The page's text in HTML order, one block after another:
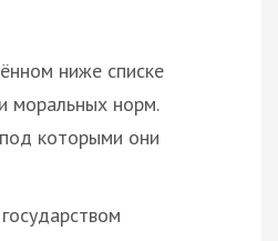
ниже списке
моральных норм.
которыми они
государством